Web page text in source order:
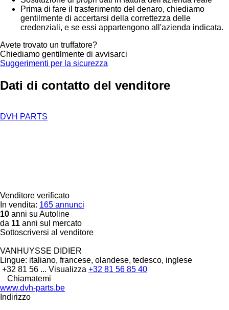
Prima di fare il trasferimento del denaro, chiediamo
gentilmente di accertarsi della correttezza delle
credenziali, e se essi appartengono all'azienda indicata.
Avete trovato un truffatore?
Chiediamo gentilmente di avvisarci
Suggerimenti per la sicurezza
Dati di contatto del venditore
DVH PARTS
Venditore verificato
In vendita: 165 annunci
10 anni su Autoline
da 11 anni sul mercato
Sottoscriversi al venditore
VANHUYSSE DIDIER
Lingue: italiano, francese, olandese, tedesco, inglese
+32 81 56 ... Visualizza +32 81 56 85 40
Chiamatemi
www.dvh-parts.be
Indirizzo